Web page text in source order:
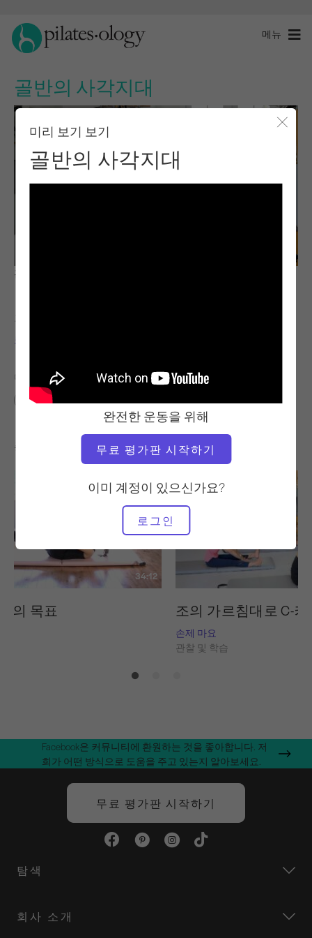
메뉴
골반의 사각지대
미리 보기 보기
골반의 사각지대
완전한 운동을 위해
무료 평가판 시작하기
이미 계정이 있으신가요?
로그인
관찰 및 학습
로리 콜먼-브라운
다음에 대한 유사한 클래스 찾기
20~30분
좋아할 만한 다른 운동
34:12
의 목표 조의 가르침대로 C-커
손제 마요
관찰 및 학습
Facebook은 커뮤니티에 환원하는 것을 좋아합니다. 저
희가 어떤 방식으로 도움을 주고 있는지 알아보세요.
무료 평가판 시작하기
탐색
회사 소개